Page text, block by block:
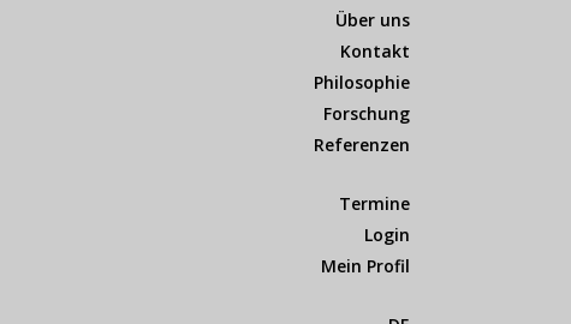
Über uns
Kontakt
Philosophie
Forschung
Referenzen
Termine
Login
Mein Profil